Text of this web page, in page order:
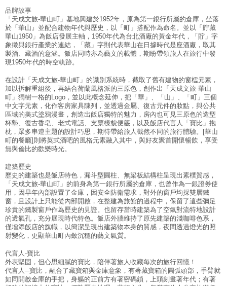
Contact Us
COSMOS CREATION HOTELS
Design Highlight
Your language:
ENGLISH
Facebook
Share
品牌故事
「天成文旅-華山町」基地興建於1952年，原為第一銀行所屬的倉庫，坐落
於「華山』並配合建物年代與歷史，以「町」搭配作為命名。並以「貯藏
華山1950」為飯店發展主軸，1950年代為台北酒廠的黃金年代，「貯」字
象徵與銀行產業的連結，「藏」字則代表華山在日據時代是座酒廠，取其
製酒、藏酒的意涵。飯店同時亦為藝文的載體，期盼帶領旅人在旅行中發
現1950年代的時空軌跡。
在設計「天成文旅-華山町」的識別系統時，截取了舊有建物的窗櫺元素，
加以拆解重組後，再結合荷蘭風格派的三原色，創作出「天成文旅-華山
町」獨樹一格的Logo，並以此概念延伸，把「華」、「山」、「町」三個
中文字元素，化作客房家具陳列，並透過金屬、復古元件的妝點，與公共
區域的美式塗鴉漫畫，創造出飯店獨特的魅力，房內也可見三原色的造型
杯墊、復古香皂、老式電話、支票樣貌便箋，以及飯店代言人「寶比」抱
枕，眾多串連主題的設計巧思，期待帶給旅人截然不同的旅行體驗。[華山
町的餐廳]則將英式酒吧的風格元素融入其中，與好友聚首開懷暢飲，享受
無與倫比的歡樂時光。
建築歷史
歷史的建築也是飯店特色，漏斗型圓柱、無梁板結構柱呈現出素樸質感，
「天成文旅-華山町」的前身為第一銀行所屬的倉庫，也曾作為一銀證券使
用，因早年內部設置了金庫，因安全防衛需求，對外的窗戶均採雙層鐵
窗，且設計上只能從內部開啟，在整建為旅館的過程中，保留了這些彌足
珍貴的鐵製窗戶作為歷史的見證。也留存當時建築為了空氣對流特地設計
的透氣孔，充分展現時代特色。飯店外牆維持了原先建築的淺咖啡色系，
僅增添飯店的旗幟，以簡潔呈現出建築物本身的質感，夜間透過燈光的照
射變化，更顯華山町內斂沉穩的藝文氣質。
代言人-寶比
外表堅固，但心思細膩的寶比，陪伴著旅人收藏每次的旅行回憶！
代言人─寶比，融合了藏寶箱與金庫意象，有著藏寶箱的圓弧頭部，手臂就
如同開啟金庫的手把，身軀的正前方有著密碼鎖，上頭刻畫著年代；有著